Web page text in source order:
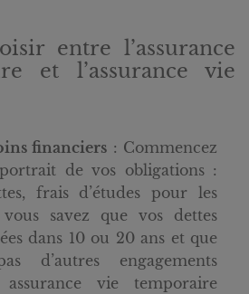
entre l’assurance
et l’assurance vie
financiers : Commencez
de vos obligations :
frais d’études pour les
savez que vos dettes
dans 10 ou 20 ans et que
d’autres engagements
vie temporaire